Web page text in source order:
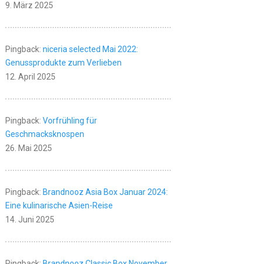
9. März 2025
Pingback: niceria selected Mai 2022:
Genussprodukte zum Verlieben
12. April 2025
Pingback: Vorfrühling für
Geschmacksknospen
26. Mai 2025
Pingback: Brandnooz Asia Box Januar 2024:
Eine kulinarische Asien-Reise
14. Juni 2025